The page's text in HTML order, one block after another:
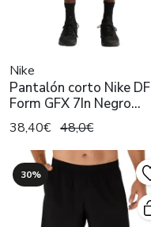
Nike
Pantalón corto Nike DF
Form GFX 7In Negro
Hombre
38,40€ 48,0€
30%